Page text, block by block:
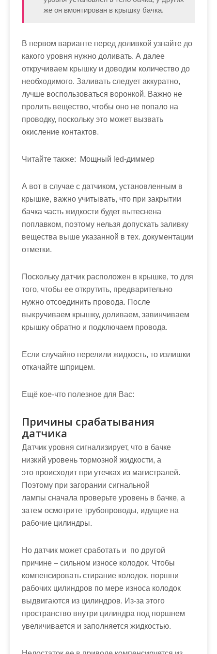
же он вмонтирован в крышку бачка.
В первом варианте перед доливкой узнайте до
какого уровня нужно доливать. А далее
откручиваем крышку и доводим количество до
необходимого. Заливать следует аккуратно,
лучше воспользоваться воронкой. Важно не
пролить вещество, чтобы оно не попало на
проводку, поскольку это может вызвать
окисление контактов.
Читайте также: Мощный led-диммер
А вот в случае с датчиком, установленным в
крышке, важно учитывать, что при закрытии
бачка часть жидкости будет вытеснена
поплавком, поэтому нельзя допускать заливку
вещества выше указанной в тех. документации
отметки.
Поскольку датчик расположен в крышке, то для
того, чтобы ее открутить, предварительно
нужно отсоединить провода. После
выкручиваем крышку, доливаем, завинчиваем
крышку обратно и подключаем провода.
Если случайно перелили жидкость, то излишки
откачайте шприцем.
Ещё кое-что полезное для Вас:
Причины срабатывания
датчика
Датчик уровня сигнализирует, что в бачке
низкий уровень тормозной жидкости, а
это происходит при утечках из магистралей.
Поэтому при загорании сигнальной
лампы сначала проверьте уровень в бачке, а
затем осмотрите трубопроводы, идущие на
рабочие цилиндры.
Но датчик может сработать и по другой
причине – сильном износе колодок. Чтобы
компенсировать стирание колодок, поршни
рабочих цилиндров по мере износа колодок
выдвигаются из цилиндров. Из-за этого
пространство внутри цилиндра под поршнем
увеличивается и заполняется жидкостью.